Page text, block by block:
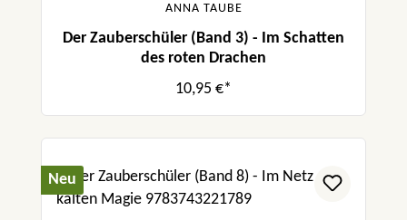
ANNA TAUBE
Der Zauberschüler (Band 3) - Im Schatten
des roten Drachen
10,95 €*
Neu